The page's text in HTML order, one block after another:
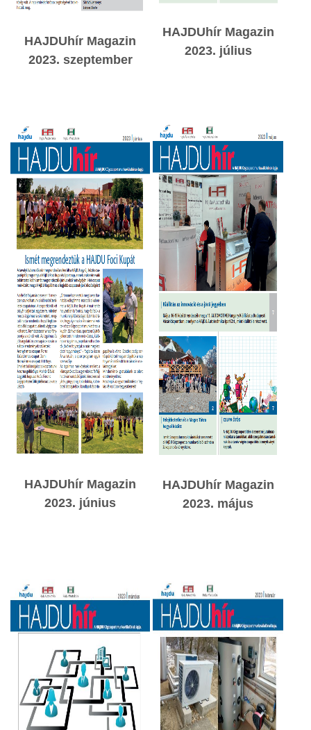
HAJDUhír Magazin
2023. szeptember
HAJDUhír Magazin
2023. július
HAJDUhír Magazin
2023. június
HAJDUhír Magazin
2023. május